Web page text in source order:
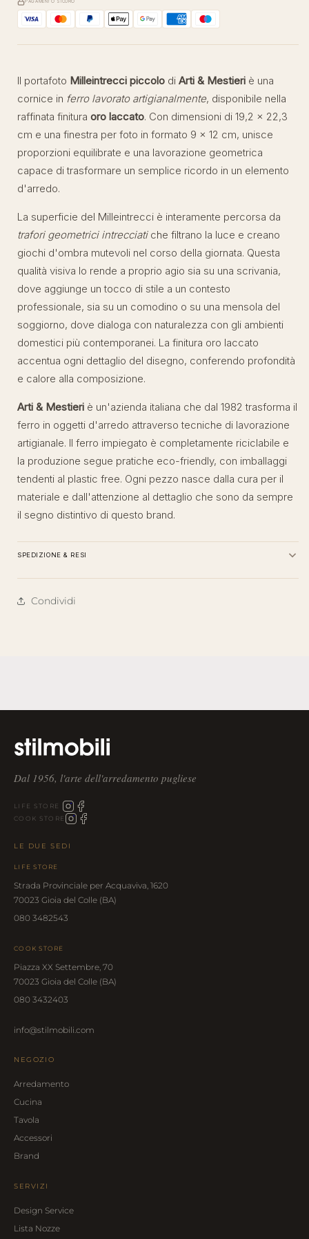
PAGAMENTO SICURO
Il portafoto Milleintrecci piccolo di Arti & Mestieri è una
cornice in ferro lavorato artigianalmente, disponibile nella
raffinata finitura oro laccato. Con dimensioni di 19,2 × 22,3
cm e una finestra per foto in formato 9 × 12 cm, unisce
proporzioni equilibrate e una lavorazione geometrica
capace di trasformare un semplice ricordo in un elemento
d'arredo.
La superficie del Milleintrecci è interamente percorsa da
trafori geometrici intrecciatiche filtrano la luce e creano
giochi d'ombra mutevoli nel corso della giornata. Questa
qualità visiva lo rende a proprio agio sia su una scrivania,
dove aggiunge un tocco di stile a un contesto
professionale, sia su un comodino o su una mensola del
soggiorno, dove dialoga con naturalezza con gli ambienti
domestici più contemporanei. La finitura oro laccato
accentua ogni dettaglio del disegno, conferendo profondità
e calore alla composizione.
Arti & Mestieri è un'azienda italiana che dal 1982 trasforma il
ferro in oggetti d'arredo attraverso tecniche di lavorazione
artigianale. Il ferro impiegato è completamente riciclabile e
la produzione segue pratiche eco-friendly, con imballaggi
tendenti al plastic free. Ogni pezzo nasce dalla cura per il
materiale e dall'attenzione al dettaglio che sono da sempre
il segno distintivo di questo brand.
SPEDIZIONE & RESI
Condividi
Dal 1956, l'arte dell'arredamento pugliese
LIFE STORE
COOK STORE
LE DUE SEDI
LIFE STORE
Strada Provinciale per Acquaviva, 1620
70023 Gioia del Colle (BA)
080 3482543
COOK STORE
Piazza XX Settembre, 70
70023 Gioia del Colle (BA)
080 3432403
info@stilmobili.com
NEGOZIO
Arredamento
Cucina
Tavola
Accessori
Brand
SERVIZI
Design Service
Lista Nozze